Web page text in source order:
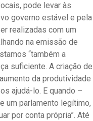
pode levar às
governo estável e pela
realizadas com um
na emissão de
“também a
suficiente. A criação de
da produtividade
ajudá-lo. E quando –
um parlamento legítimo,
por conta própria”. Até